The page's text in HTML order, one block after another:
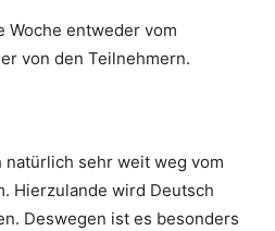
Woche entweder vom
von den Teilnehmern.
natürlich sehr weit weg vom
Hierzulande wird Deutsch
Deswegen ist es besonders